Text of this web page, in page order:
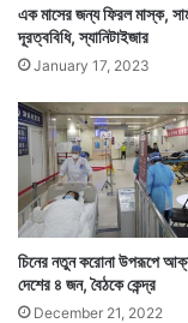
এদিকে দেশে
সংখ্যা বেশি
৯২৭ জন। দেশে মোট
কোটি ১৩ লক্ষ ৭৬
এক মাসের জন্য ফিরল মাস্ক,
দূরত্ববিধি, স্যানিটাইজার
January 17, 2023
চিনের নতুন করোনা উপরূপে
দেশের ৪ জন, বৈঠকে কেন্দ্র
December 21, 2022